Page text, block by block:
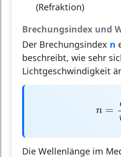
(Refraktion)
Brechungsindex und
Der Brechungsindex n
beschreibt, wie sehr
Lichtgeschwindigkeit
n =
Die Wellenlänge im